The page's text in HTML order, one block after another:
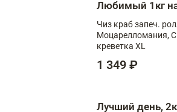
Любимый 1кг
Чиз краб запеч.
Моцарелломания,
креветка XL
1 349 ₽
Лучший день,